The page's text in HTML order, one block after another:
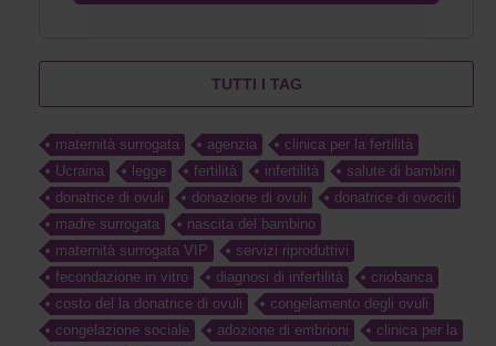
TUTTI I TAG
maternità surrogata agenzia
clinica per la fertilità
Ucraina
legge fertilità infertilità
salute di bambini
donatrice di ovuli
donazione di ovuli
donatrice di ovociti
madre surrogata
nascita del bambino
maternità surrogata VIP
servizi riproduttivi
fecondazione in vitro
diagnosi di infertilità
criobanca
costo del la donatrice di ovuli
congelamento degli ovuli
congelazione sociale
adozione di embrioni
clinica per la